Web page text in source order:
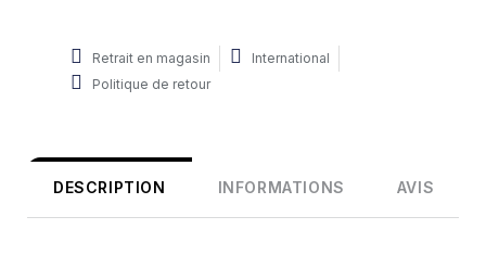
Retrait en magasin
International
Politique de retour
DESCRIPTION INFORMATIONS AVIS